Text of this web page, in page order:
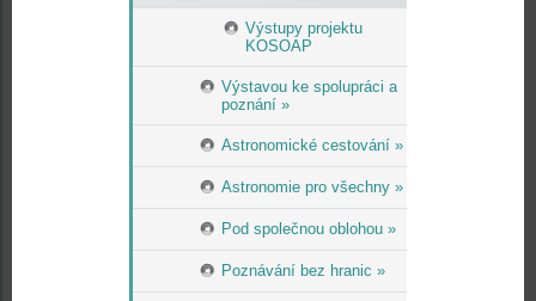
Výstupy projektu
KOSOAP
Výstavou ke spolupráci a
poznání »
Astronomické cestování »
Astronomie pro všechny »
Pod společnou oblohou »
Poznávání bez hranic »